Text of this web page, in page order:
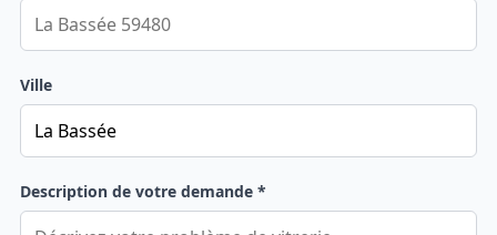
Ville
Description de votre demande *